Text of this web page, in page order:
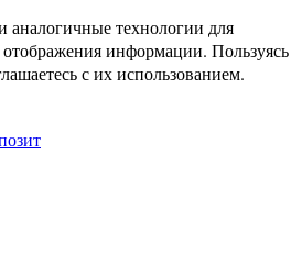
аналогичные технологии для
отображения информации. Пользуясь
с их использованием.